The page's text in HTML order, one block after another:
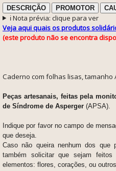
DESCRIÇÃO PROMOTOR
ℹ️ Nota prévia: clique para ver
Veja aqui quais os produtos
(este produto não se encontra
Caderno com folhas lisas, tamanho
Peças artesanais, feitas pela
de Síndrome de Asperger (APSA).
Indique por favor no campo de
que deseja.
Caso não queira nenhum dos que
também solicitar que sejam feitos
elementos: flores, corações, ou outros.